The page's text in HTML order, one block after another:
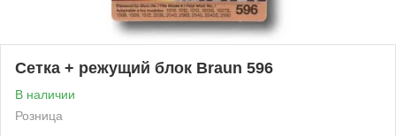
Сетка + режущий блок Braun 596
В наличии
Розница